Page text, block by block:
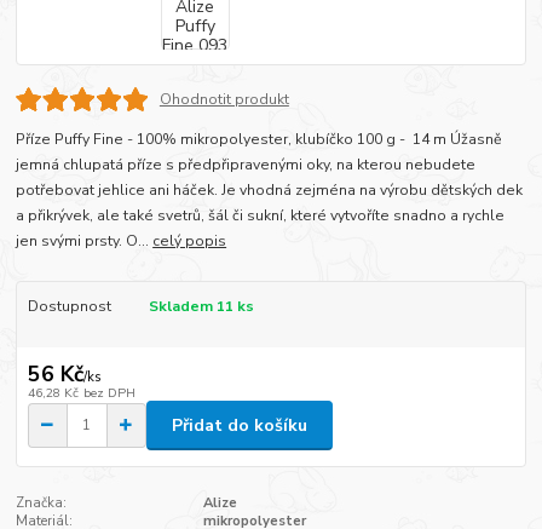
Ohodnotit produkt
Příze Puffy Fine - 100% mikropolyester, klubíčko 100 g - 14 m Úžasně
jemná chlupatá příze s předpřipravenými oky, na kterou nebudete
potřebovat jehlice ani háček. Je vhodná zejména na výrobu dětských dek
a přikrývek, ale také svetrů, šál či sukní, které vytvoříte snadno a rychle
jen svými prsty. O... celý popis
Dostupnost Skladem 11 ks
56 Kč/ks
46,28 Kč bez DPH
Přidat do košíku
Značka:
Alize
Materiál:
mikropolyester